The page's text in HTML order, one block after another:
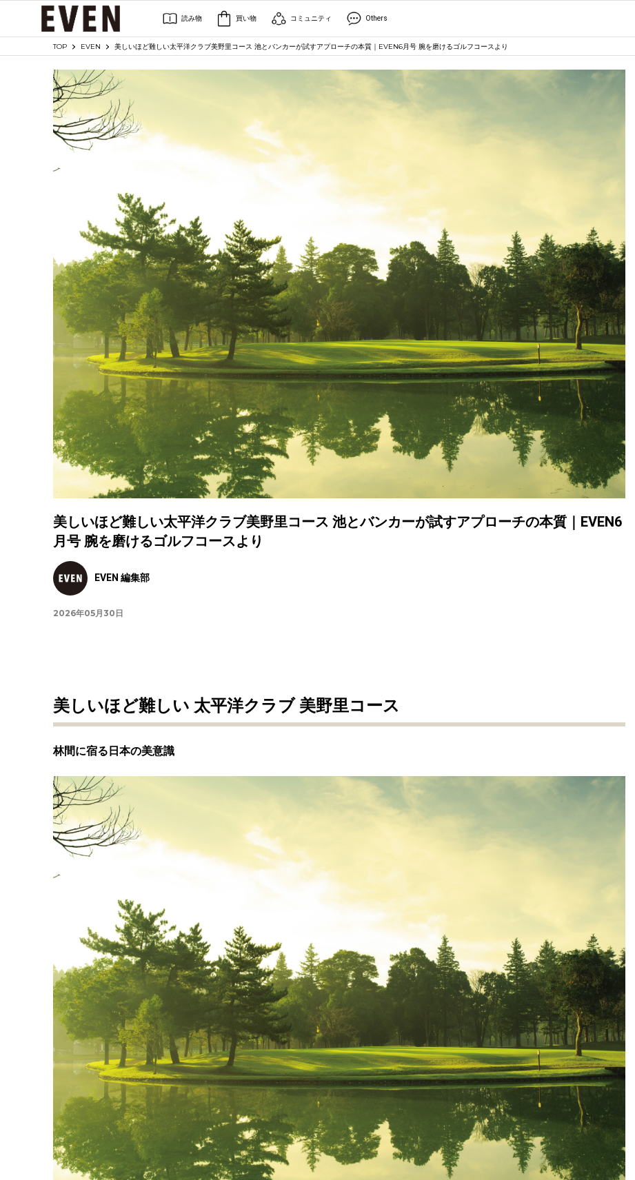
読み物 買い物 コミュニティ Others
TOP EVEN 美しいほど難しい太平洋クラブ美野里コース 池とバンカーが試すアプローチの本質｜EVEN6月号 腕を磨けるゴルフコースより
美しいほど難しい太平洋クラブ美野里コース 池とバンカーが試すアプローチの本質｜EVEN6
月号 腕を磨けるゴルフコースより
EVEN 編集部
2026年05月30日
美しいほど難しい 太平洋クラブ 美野里コース
林間に宿る日本の美意識